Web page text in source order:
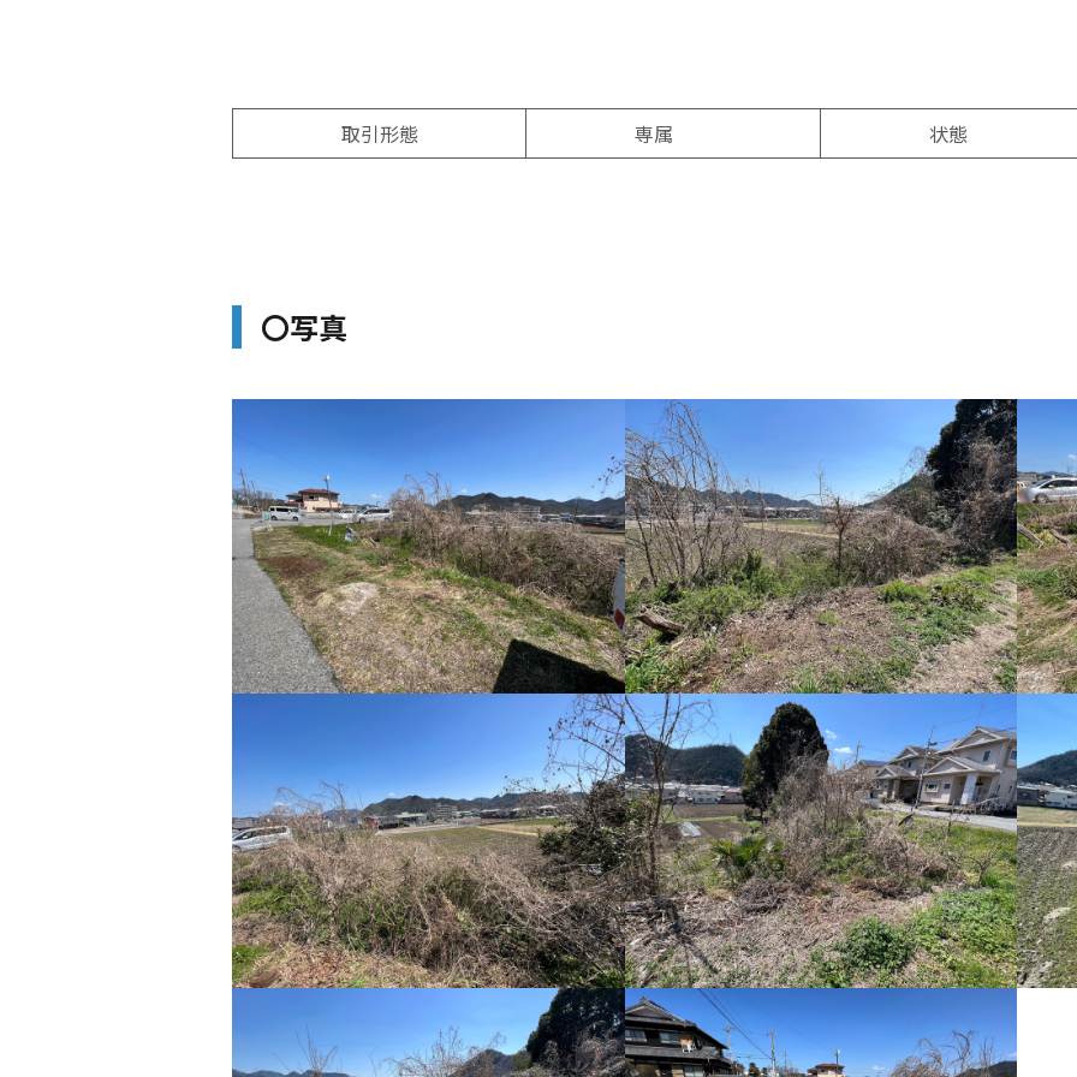
取引形態 専属 状態
〇写真